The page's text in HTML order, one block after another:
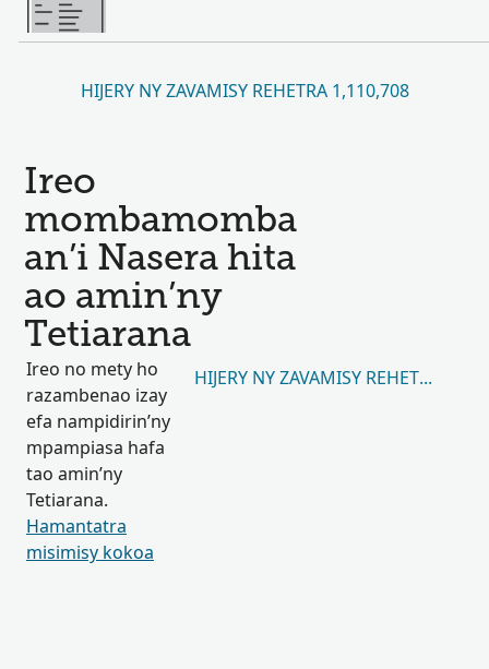
HIJERY NY ZAVAMISY REHETRA 1,110,708
Ireo
mombamomba
an’i Nasera hita
ao amin’ny
Tetiarana
Ireo no mety ho
razambenao izay
efa nampidirin’ny
mpampiasa hafa
tao amin’ny
Tetiarana.
Hamantatra
misimisy kokoa
HIJERY NY ZAVAMISY REHETRA